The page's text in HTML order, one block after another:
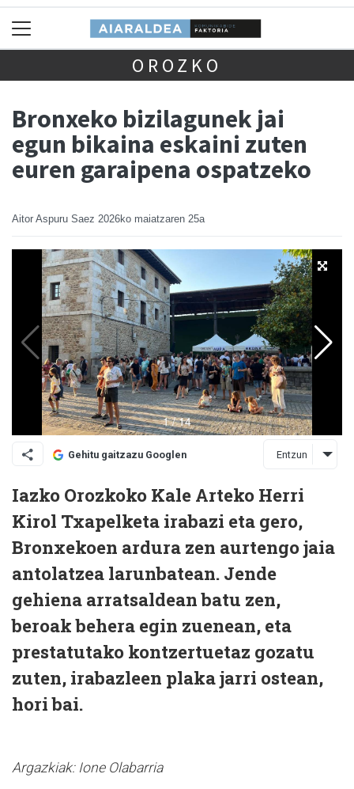
OROZKO
Bronxeko bizilagunek jai
egun bikaina eskaini zuten
euren garaipena ospatzeko
Aitor Aspuru Saez 2026ko maiatzaren 25a
Gehitu gaitzazu Googlen Entzun
Iazko Orozkoko Kale Arteko Herri
Kirol Txapelketa irabazi eta gero,
Bronxekoen ardura zen aurtengo jaia
antolatzea larunbatean. Jende
gehiena arratsaldean batu zen,
beroak behera egin zuenean, eta
prestatutako kontzertuetaz gozatu
zuten, irabazleen plaka jarri ostean,
hori bai.
Argazkiak: Ione Olabarria